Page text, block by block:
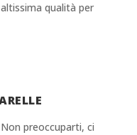
qualità per
preoccuparti, ci